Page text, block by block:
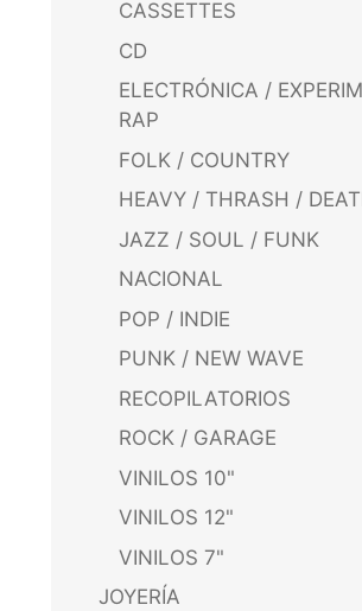
CASSETTES
CD
ELECTRÓNICA /
RAP
FOLK / COUNTRY
HEAVY / THRASH /
JAZZ / SOUL / FUNK
NACIONAL
POP / INDIE
PUNK / NEW WAVE
RECOPILATORIOS
ROCK / GARAGE
VINILOS 10"
VINILOS 12"
VINILOS 7"
JOYERÍA